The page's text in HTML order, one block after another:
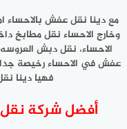
مع دينا نقل عفش
وخارج الاحساء نقل مطابخ
الاحساء، نقل دبش
عفش في الاحساء رخيصة جدا
فهيا دينا
أفضل شركة نقل